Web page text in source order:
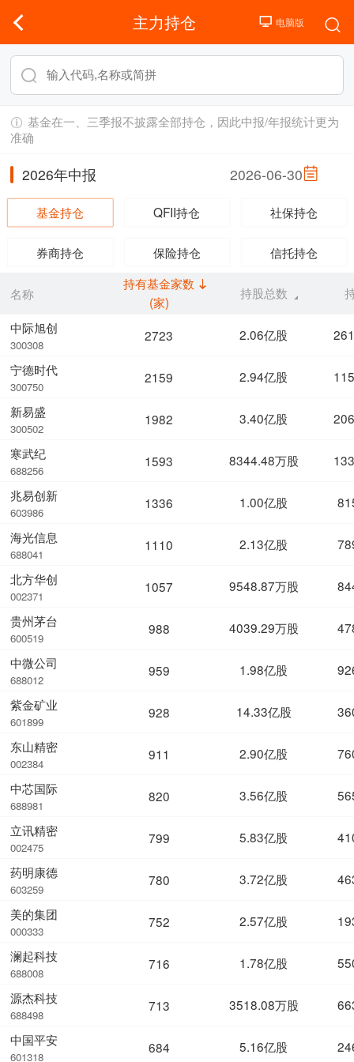
主力持仓
基金在一、三季报不披露全部持仓，因此中报/年报统计更为
准确
2026年中报 2026-06-30
基金持仓 QFII持仓 社保持仓
券商持仓 保险持仓 信托持仓
名称
中际旭创
300308
宁德时代
300750
新易盛
300502
寒武纪
688256
兆易创新
603986
海光信息
688041
北方华创
002371
贵州茅台
600519
中微公司
688012
紫金矿业
601899
东山精密
002384
中芯国际
688981
立讯精密
002475
药明康德
603259
美的集团
000333
澜起科技
688008
源杰科技
688498
中国平安
601318
持有基金家数
(家)
持股总数
2723 2.06亿股
2159 2.94亿股
1982 3.40亿股
1593 8344.48万股
1336 1.00亿股
1110 2.13亿股
1057 9548.87万股
988 4039.29万股
959 1.98亿股
928 14.33亿股
911 2.90亿股
820 3.56亿股
799 5.83亿股
780 3.72亿股
752 2.57亿股
716 1.78亿股
713 3518.08万股
684 5.16亿股